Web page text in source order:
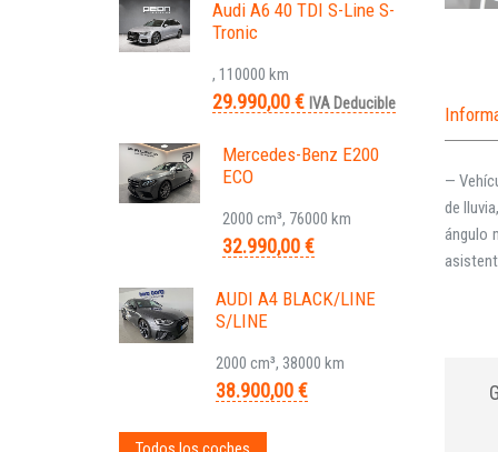
—
de
ángulo
Audi A6 40 TDI S-Line S-
Tronic
, 110000 km
29.990,00 €IVA Deducible
Mercedes-Benz E200
ECO
2000 cm³, 76000 km
32.990,00 €
AUDI A4 BLACK/LINE
S/LINE
2000 cm³, 38000 km
38.900,00 €